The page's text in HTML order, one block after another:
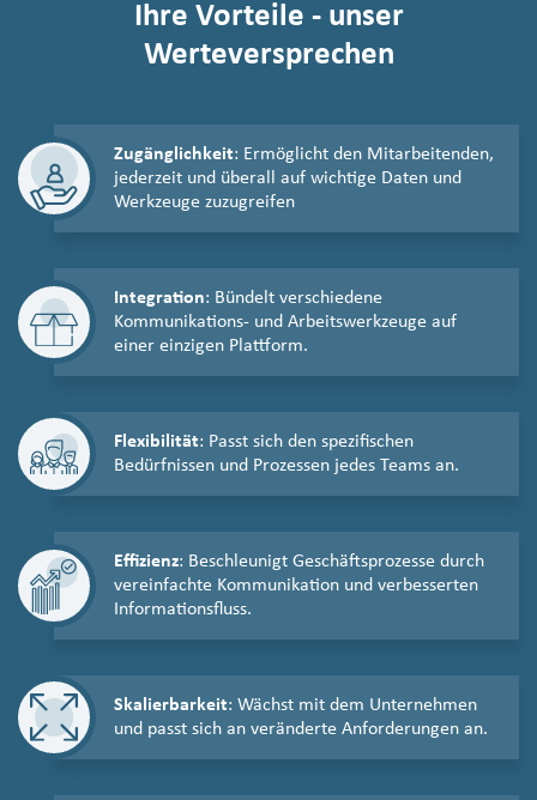
Ihre Vorteile - unser
Werteversprechen
Zugänglichkeit: Ermöglicht den Mitarbeitenden,
jederzeit und überall auf wichtige Daten und
Werkzeuge zuzugreifen
Integration: Bündelt verschiedene
Kommunikations- und Arbeitswerkzeuge auf
einer einzigen Plattform.
Flexibilität: Passt sich den spezifischen
Bedürfnissen und Prozessen jedes Teams an.
Effizienz: Beschleunigt Geschäftsprozesse durch
vereinfachte Kommunikation und verbesserten
Informationsfluss.
Skalierbarkeit: Wächst mit dem Unternehmen
und passt sich an veränderte Anforderungen an.